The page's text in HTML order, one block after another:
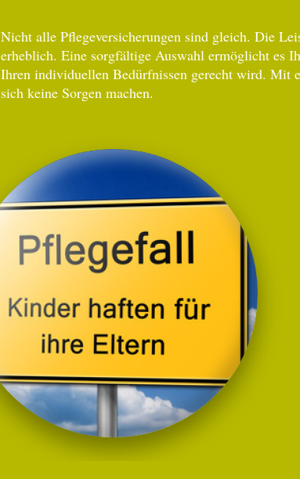
Nicht alle Pflegeversicherungen sind gleich. Die
erheblich. Eine sorgfältige Auswahl ermöglicht es
Ihren individuellen Bedürfnissen gerecht wird. Mit
sich keine Sorgen machen.